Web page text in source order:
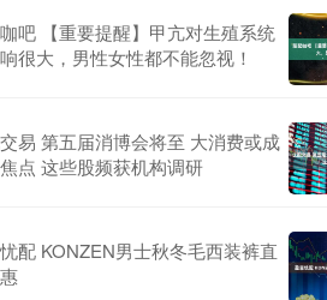
吧 【重要提醒】甲亢对生殖系统
很大，男性女性都不能忽视！
易 第五届消博会将至 大消费或成
点 这些股频获机构调研
配 KONZEN男士秋冬毛西装裤直